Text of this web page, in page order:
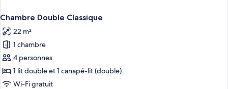
Chambre Double Classique
22 m²
1 chambre
4 personnes
1 lit double et 1 canapé-lit (double)
Wi-Fi gratuit